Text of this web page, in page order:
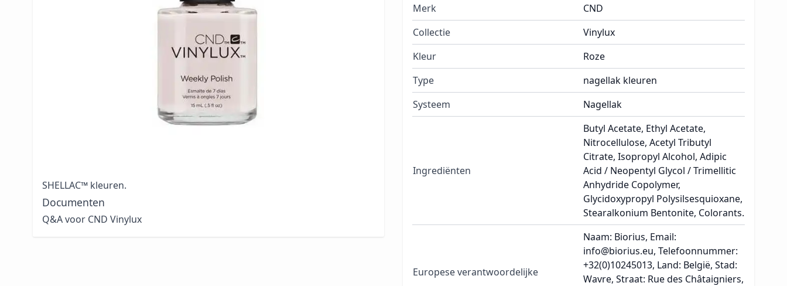
VINYLUX™ Weekly Polish van CND is een revolutionair polish systeem dat
zorgt voor een week lang perfect gelakte nagels! Het VINYLUX™ Weekly
Polish systeem bestaat uit een colorcoat met ingebouwde basecoat en een
topcoat voorzien van ProLight technologie waardoor deze in daglicht blijft
bljift de hoogglans finish behouden. Breng twee of naar wens drie laagjes
VINYLUX™ Weekly Polish colorcoat aan op schone nagels. Breng
vervolgens een laagje topcoat aan en laat drogen voor 8,5 minuut. Breng
SHELLAC™ kleuren.
Documenten
Q&A voor CND Vinylux
Merk
CND
Collectie
Vinylux
Kleur
Roze
Type
nagellak kleuren
Systeem
Nagellak
Ingrediënten
Butyl Acetate, Ethyl Acetate,
Nitrocellulose, Acetyl Tributyl
Citrate, Isopropyl Alcohol, Adipic
Acid / Neopentyl Glycol / Trimellitic
Anhydride Copolymer,
Glycidoxypropyl Polysilsesquioxane,
Stearalkonium Bentonite, Colorants.
Europese verantwoordelijke
Naam: Biorius, Email:
info@biorius.eu, Telefoonnummer:
+32(0)10245013, Land: België, Stad:
Wavre, Straat: Rue des Châtaigniers,